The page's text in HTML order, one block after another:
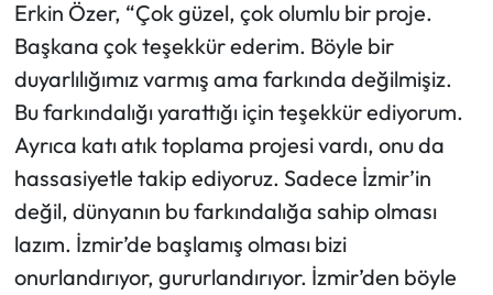
Erkin Özer, “Çok güzel, çok olumlu bir proje.
Başkana çok teşekkür ederim. Böyle bir
duyarlılığımız varmış ama farkında değilmişiz.
Bu farkındalığı yarattığı için teşekkür ediyorum.
Ayrıca katı atık toplama projesi vardı, onu da
hassasiyetle takip ediyoruz. Sadece İzmir’in
değil, dünyanın bu farkındalığa sahip olması
lazım. İzmir’de başlamış olması bizi
onurlandırıyor, gururlandırıyor. İzmir’den böyle